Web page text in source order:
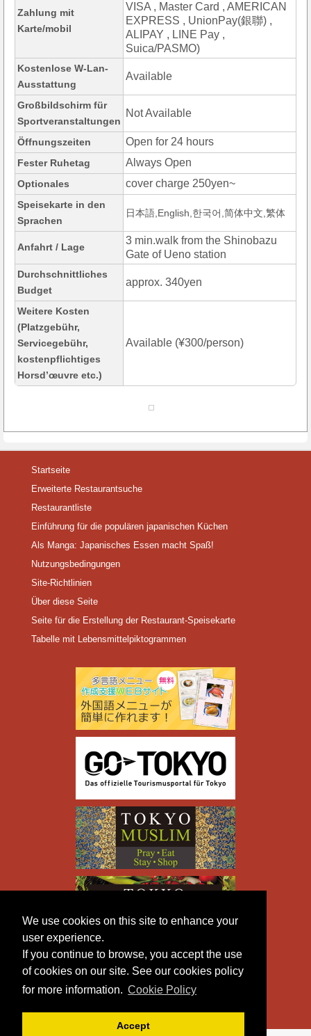
We use cookies on this site to enhance your
user experience.
If you continue to browse, you accept the use
of cookies on our site. See our cookies policy
for more information. Cookie Policy
Accept
Zahlung mit
Karte/mobil
VISA , Master Card , AMERICAN
EXPRESS , UnionPay(銀聯) ,
ALIPAY , LINE Pay ,
Suica/PASMO)
Kostenlose W-Lan-
Ausstattung
Available
Großbildschirm für
Sportveranstaltungen
Not Available
Öffnungszeiten Open for 24 hours
Fester Ruhetag Always Open
Optionales cover charge 250yen~
Speisekarte in den
Sprachen
日本語,English,한국어,简体中文,繁体
Anfahrt / Lage
3 min.walk from the Shinobazu
Gate of Ueno station
Durchschnittliches
Budget
approx. 340yen
Weitere Kosten
(Platzgebühr,
Servicegebühr,
kostenpflichtiges
Horsd’œuvre etc.)
Available (¥300/person)
Startseite
Erweiterte Restaurantsuche
Restaurantliste
Einführung für die populären japanischen Küchen
Als Manga: Japanisches Essen macht Spaß!
Nutzungsbedingungen
Site-Richtlinien
Über diese Seite
Seite für die Erstellung der Restaurant-Speisekarte
Tabelle mit Lebensmittelpiktogrammen